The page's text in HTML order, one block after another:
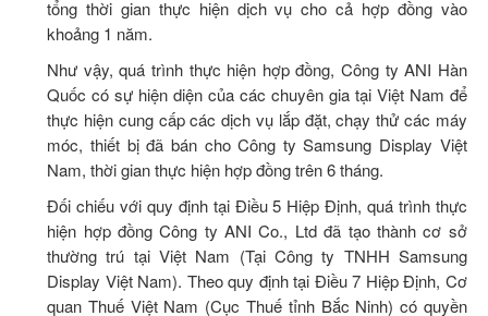
tổng thời gian thực hiện dịch vụ cho cả hợp đồng vào
khoảng 1 năm.
Như vậy, quá trình thực hiện hợp đồng, Công ty ANI Hàn
Quốc có sự hiện diện của các chuyên gia tại Việt Nam để
thực hiện cung cấp các dịch vụ lắp đặt, chạy thử các máy
móc, thiết bị đã bán cho Công ty Samsung Display Việt
Nam, thời gian thực hiện hợp đồng trên 6 tháng.
Đối chiếu với quy định tại Điều 5 Hiệp Định, quá trình thực
hiện hợp đồng Công ty ANI Co., Ltd đã tạo thành cơ sở
thường trú tại Việt Nam (Tại Công ty TNHH Samsung
Display Việt Nam). Theo quy định tại Điều 7 Hiệp Định, Cơ
quan Thuế Việt Nam (Cục Thuế tỉnh Bắc Ninh) có quyền